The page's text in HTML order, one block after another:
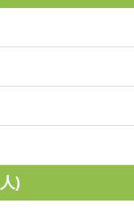
人)